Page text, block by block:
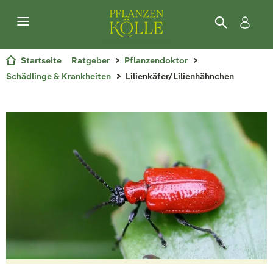
Startseite Ratgeber
Pflanzendoktor
Schädlinge & Krankheiten
Lilienkäfer/Lilienhähnchen